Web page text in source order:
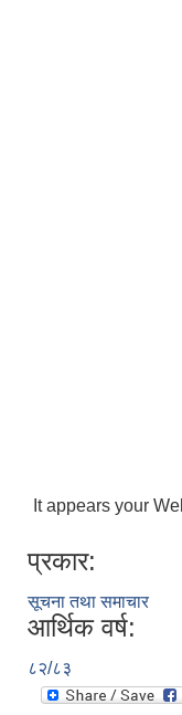
It appears your
प्रकार:
सूचना तथा समाचार
आर्थिक वर्ष:
८२/८३